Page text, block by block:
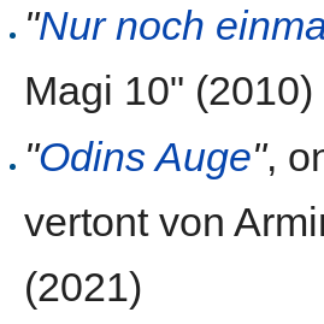
"Nur noch
Magi 10" (2010)
"Odins Auge",
vertont von
(2021)